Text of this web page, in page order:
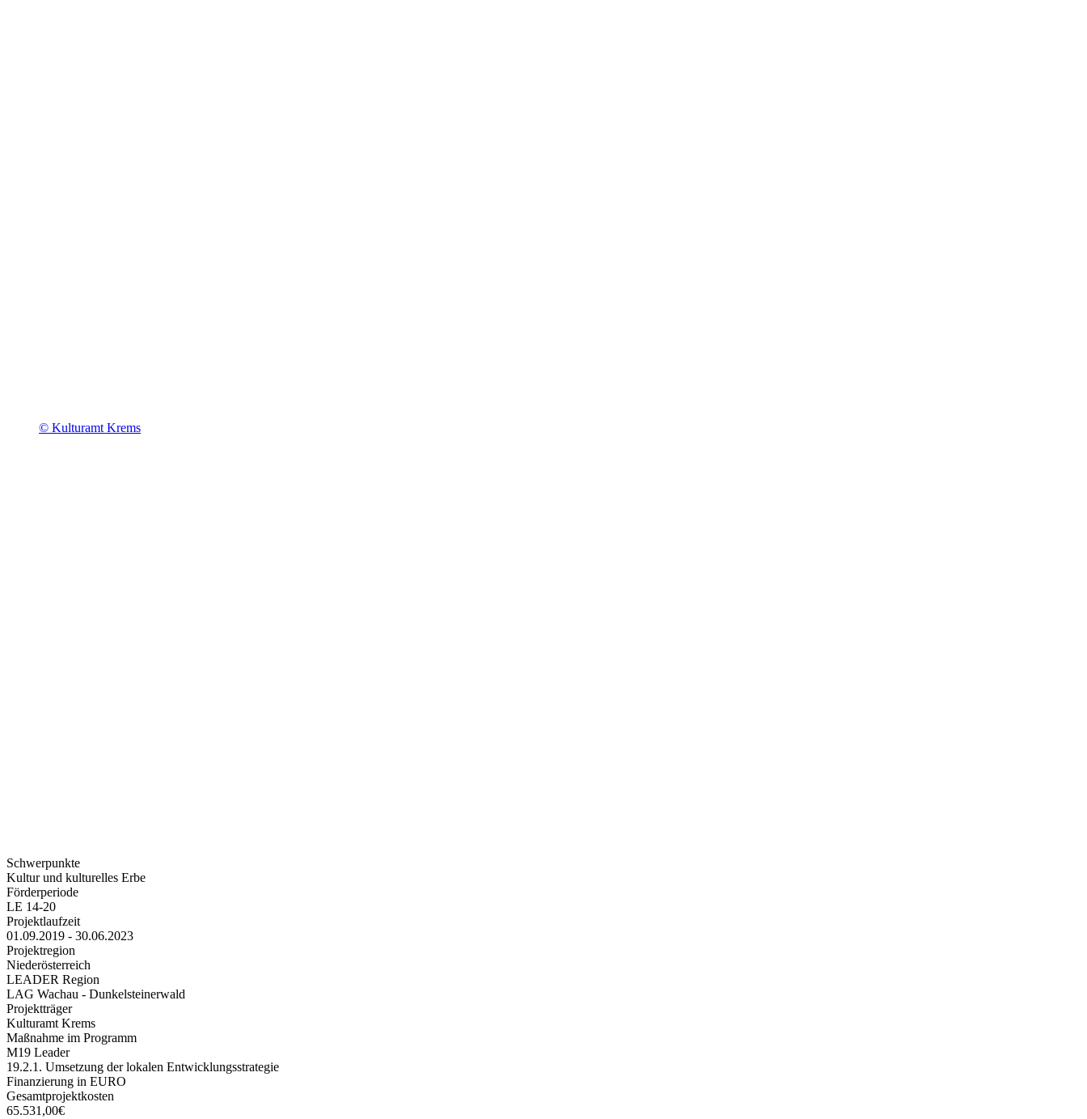
© Kulturamt Krems
Schwerpunkte
Kultur und kulturelles Erbe
Förderperiode
LE 14-20
Projektlaufzeit
01.09.2019 - 30.06.2023
Projektregion
Niederösterreich
LEADER Region
LAG Wachau - Dunkelsteinerwald
Projektträger
Kulturamt Krems
Maßnahme im Programm
M19 Leader
19.2.1. Umsetzung der lokalen Entwicklungsstrategie
Finanzierung in EURO
Gesamtprojektkosten
65.531,00€